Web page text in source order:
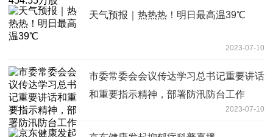
天气预报｜热热热！明日最高温39℃
2023-07-10
市委常委会会议传达学习总书记重要讲话
和重要指示精神，部署防汛防台工作
2023-07-10